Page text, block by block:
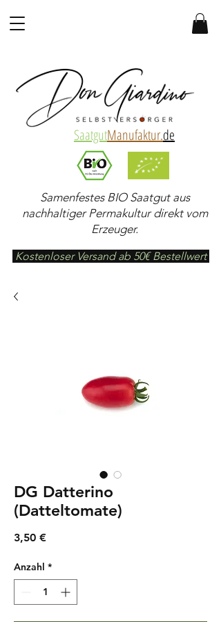
SaatgutManufaktur.de
Samenfestes BIO Saatgut aus
nachhaltiger Permakultur direkt vom
Erzeuger.
Kostenloser Versand ab 50€ Bestellwert
DG Datterino
(Datteltomate)
3,50 €Preis
Anzahl *